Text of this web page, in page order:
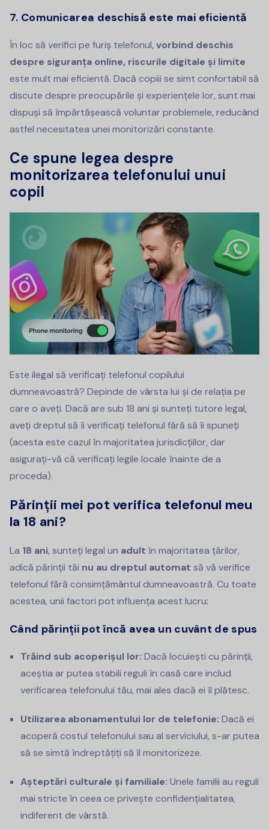
7. Comunicarea deschisă este mai eficientă
În loc să verifici pe furiș telefonul, vorbind deschis
despre siguranța online, riscurile digitale și limite
este mult mai eficientă. Dacă copiii se simt confortabil să
discute despre preocupările și experiențele lor, sunt mai
dispuși să împărtășească voluntar problemele, reducând
astfel necesitatea unei monitorizări constante.
Ce spune legea despre
monitorizarea telefonului unui
copil
Este ilegal să verificați telefonul copilului
dumneavoastră? Depinde de vârsta lui și de relația pe
care o aveți. Dacă are sub 18 ani și sunteți tutore legal,
aveți dreptul să îi verificați telefonul fără să îi spuneți
(acesta este cazul în majoritatea jurisdicțiilor, dar
asigurați-vă că verificați legile locale înainte de a
proceda).
Părinții mei pot verifica telefonul meu
la 18 ani?
La 18 ani, sunteți legal un adult în majoritatea țărilor,
adică părinții tăi nu au dreptul automat să vă verifice
telefonul fără consimțământul dumneavoastră. Cu toate
acestea, unii factori pot influența acest lucru:
Când părinții pot încă avea un cuvânt de spus
Trăind sub acoperișul lor: Dacă locuiești cu părinții,
aceștia ar putea stabili reguli în casă care includ
verificarea telefonului tău, mai ales dacă ei îl plătesc.
Utilizarea abonamentului lor de telefonie: Dacă ei
acoperă costul telefonului sau al serviciului, s-ar putea
să se simtă îndreptățiți să îl monitorizeze.
Așteptări culturale și familiale: Unele familii au reguli
mai stricte în ceea ce privește confidențialitatea,
indiferent de vârstă.